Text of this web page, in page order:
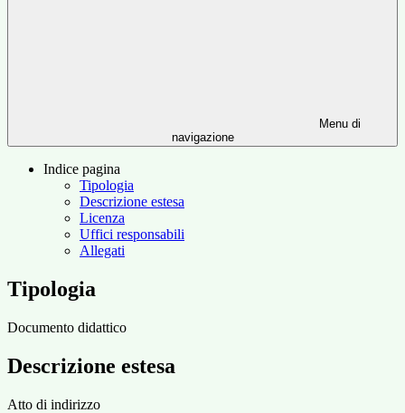
Menu di
navigazione
Indice pagina
Tipologia
Descrizione estesa
Licenza
Uffici responsabili
Allegati
Tipologia
Documento didattico
Descrizione estesa
Atto di indirizzo